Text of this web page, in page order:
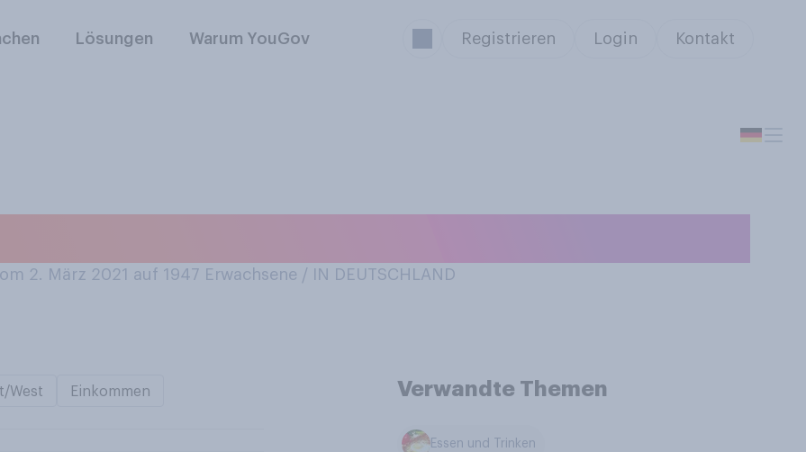
Lösungen Warum YouGov Registrieren Login Kontakt
2. März 2021 auf 1947 Erwachsene / IN DEUTSCHLAND
West Einkommen Verwandte Themen
Essen und Trinken